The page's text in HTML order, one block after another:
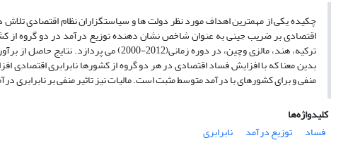
چکیده یکی از مهمترین اهداف مورد نظر دولت ها و سیاستگزاران نظام اقتصادی
اقتصادی بر ضریب جینی به عنوان شاخص نشان دهنده توزیع درآمد در دو گروه از
ترکیه، هند، مالزی وچین، در دوره
بدین معنا که با افزایش فساد اقتصادی در هر دو گروه از کشورها نابرابری اقتصادی
منفی و برای کشورهای با درآمد متوسط مثبت است. مالیات نیز تاثیر منفی بر
کلیدواژه‌ها
فساد
توزیع درآمد
نابرابری